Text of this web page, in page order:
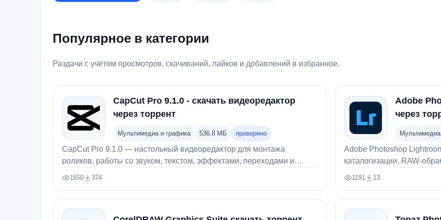
Популярное в категории
Раздачи с учётом просмотров, скачиваний, лайков и добавлений в избранное.
CapCut Pro 9.1.0 - скачать видеоредактор
через торрент
Мультимедиа и графика 536.8 МБ проверено
CapCut Pro 9.1.0 — настольный видеоредактор для монтажа
роликов, работы со звуком, текстом, эффектами, переходами и
субтитрами.
Просмотры:
1650Скачали:
374
Adobe
через
Adobe Photoshop
каталогизации, RAW-
фотографий.
Просмотры:
1191Скачали:
13